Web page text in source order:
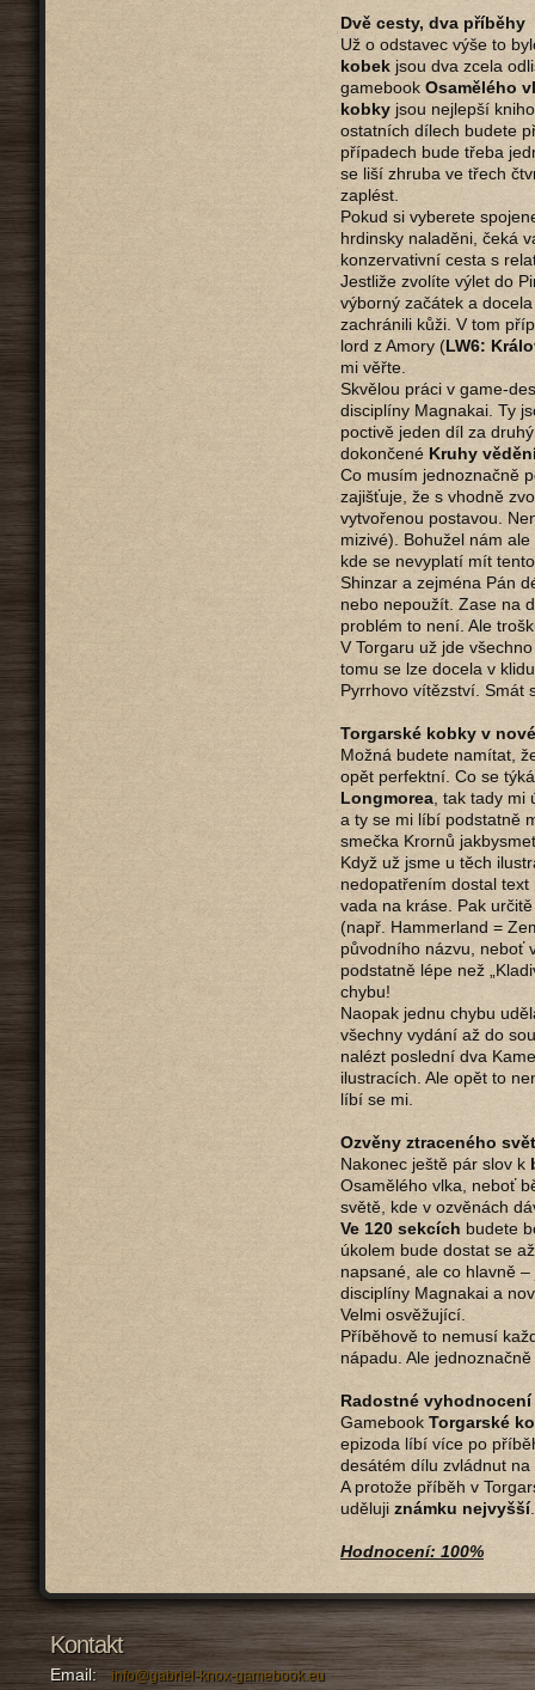
Dvě cesty, dva příběhy
Už o odstavec výše to
kobek jsou dva zcela
gamebook Osamělého
kobky jsou nejlepší
ostatních dílech budete
případech bude třeba
se liší zhruba ve třech
zaplést.
Pokud si vyberete
hrdinsky naladěni, čeká
konzervativní cesta s
Jestliže zvolíte výlet do
výborný začátek a
zachránili kůži. V tom
lord z Amory (LW6:
mi věřte.
Skvělou práci v game-
disciplíny Magnakai. Ty
poctivě jeden díl za
dokončené Kruhy
Co musím jednoznačně
zajišťuje, že s vhodně
vytvořenou postavou.
mizivé). Bohužel nám
kde se nevyplatí mít
Shinzar a zejména Pán
nebo nepoužít. Zase na
problém to není. Ale
V Torgaru už jde
tomu se lze docela v
Pyrrhovo vítězství. Smát
Torgarské kobky v
Možná budete namítat,
opět perfektní. Co se
Longmorea , tak tady
a ty se mi líbí podstatně
smečka Krornů
Když už jsme u těch
nedopatřením dostal
vada na kráse. Pak
(např. Hammerland =
původního názvu, neboť
podstatně lépe než
chybu!
Naopak jednu chybu
všechny vydání až do
nalézt poslední dva
ilustracích. Ale opět to
líbí se mi.
Ozvěny ztraceného
Nakonec ještě pár slov k
Osamělého vlka, neboť
světě, kde v ozvěnách
Ve 120 sekcích budete
úkolem bude dostat se
napsané, ale co hlavně
disciplíny Magnakai a
Velmi osvěžující.
Příběhově to nemusí
nápadu. Ale
Radostné vyhodnocení
Gamebook Torgarské
epizoda líbí více po
desátém dílu zvládnut
A protože příběh v
uděluji známku nejvyšší
Hodnocení: 100%
Kontakt
Email: info@gabriel-knox-gamebook.eu